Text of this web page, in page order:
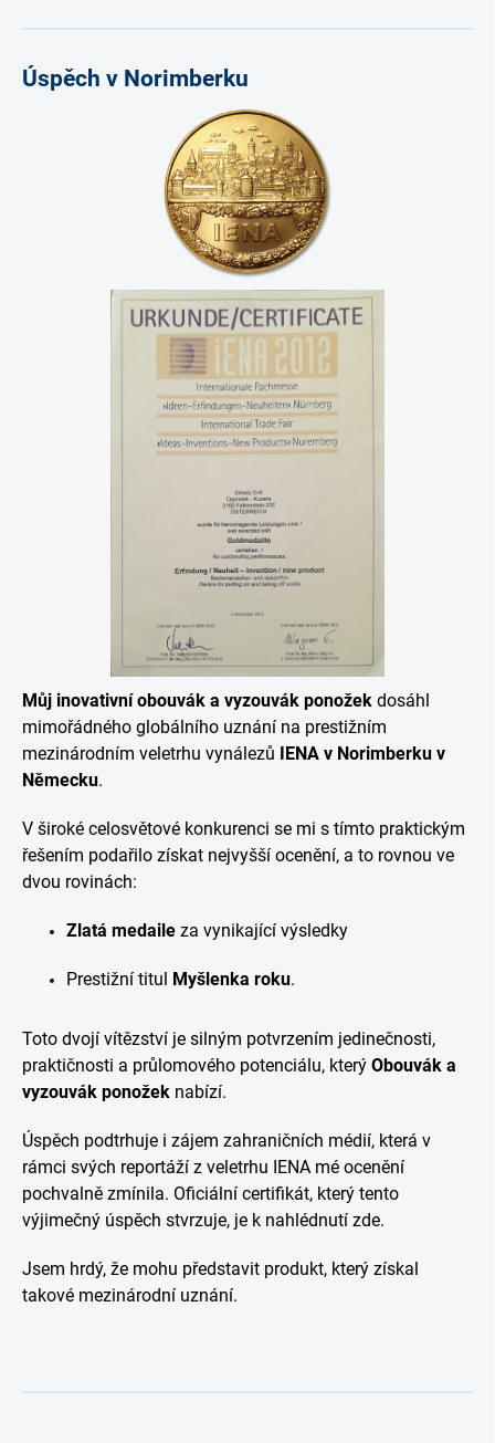
Úspěch v Norimberku
Můj inovativní obouvák a vyzouvák ponožek dosáhl
mimořádného globálního uznání na prestižním
mezinárodním veletrhu vynálezů IENA v Norimberku v
Německu.
V široké celosvětové konkurenci se mi s tímto praktickým
řešením podařilo získat nejvyšší ocenění, a to rovnou ve
dvou rovinách:
Zlatá medaile za vynikající výsledky
Prestižní titul Myšlenka roku.
Toto dvojí vítězství je silným potvrzením jedinečnosti,
praktičnosti a průlomového potenciálu, který Obouvák a
vyzouvák ponožek nabízí.
Úspěch podtrhuje i zájem zahraničních médií, která v
rámci svých reportáží z veletrhu IENA mé ocenění
pochvalně zmínila. Oficiální certifikát, který tento
výjimečný úspěch stvrzuje, je k nahlédnutí zde.
Jsem hrdý, že mohu představit produkt, který získal
takové mezinárodní uznání.